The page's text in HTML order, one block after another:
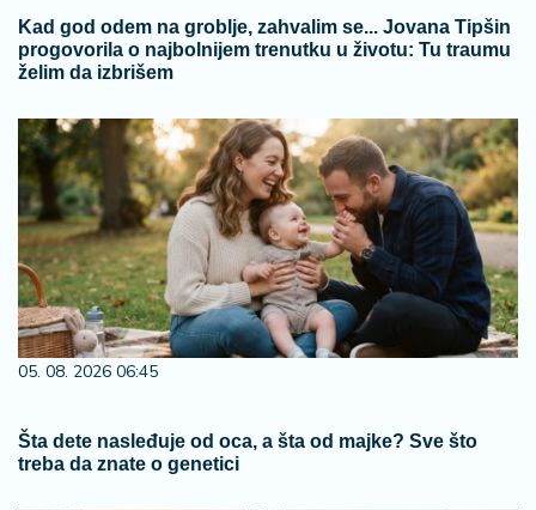
Kad god odem na groblje, zahvalim se... Jovana Tipšin
progovorila o najbolnijem trenutku u životu: Tu traumu
želim da izbrišem
05. 08. 2026 06:45
Šta dete nasleđuje od oca, a šta od majke? Sve što
treba da znate o genetici